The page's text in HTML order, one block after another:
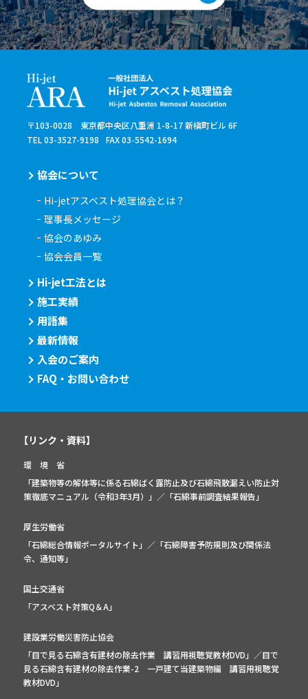
〒103-0028 東京都中央区八重洲 1-8-17 新槇町ビル 6F
TEL 03-3527-9198
FAX 03-5542-1694
協会について
Hi-jetアスベスト処理協会とは？
理事長メッセージ
協会のあゆみ
協会会員一覧
Hi-jet工法とは
施工実績
用語集
最新情報
入会のご案内
FAQ・お問い合わせ
【リンク・資料】
環 境 省
「建築物等の解体等に係る石綿ばく露防止及び石綿飛散漏えい防止対
策徹底マニュアル（令和3年3月）」 ／「石綿事前調査結果報告」
厚生労働省
「石綿総合情報ポータルサイト」 ／「石綿障害予防規則及び関係法
令、通知等」
国土交通省
「アスベスト対策Q＆A」
建設業労働災害防止協会
「目で見る石綿含有建材の除去作業 講習用視聴覚教材DVD」／目で
見る石綿含有建材の除去作業-2 一戸建て当建築物編 講習用視聴覚
教材DVD」